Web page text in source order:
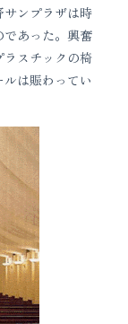
サンプラザは時
あった。興奮
ラスチックの椅
は賑わってい